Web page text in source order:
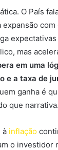
O País
com
mas
em uma
e a taxa de
ganha é
que narrativa.
à inflação
o investidor